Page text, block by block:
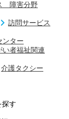
障害分野
訪問サービス
ンター
い者福祉関連
介護タクシー
探す